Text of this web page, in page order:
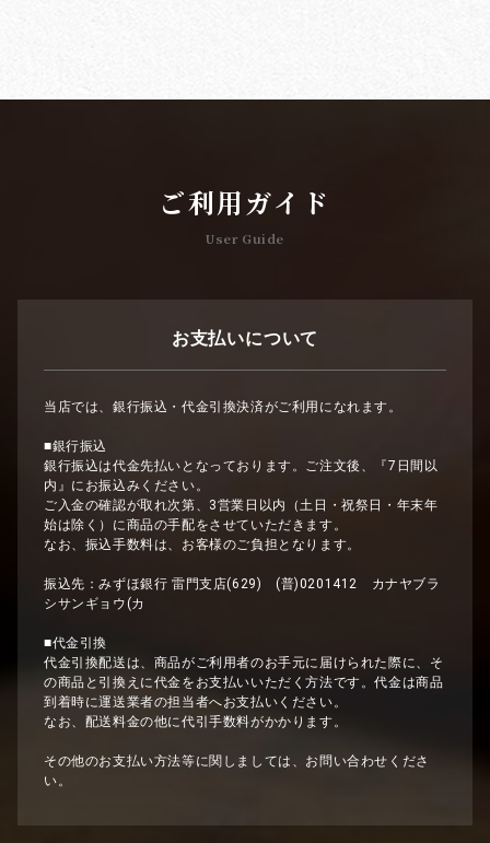
ご利用ガイド
User Guide
お支払いについて
当店では、銀行振込・代金引換決済がご利用になれます。
■銀行振込
銀行振込は代金先払いとなっております。ご注文後、『7日間以
内』にお振込みください。
ご入金の確認が取れ次第、3営業日以内（土日・祝祭日・年末年
始は除く）に商品の手配をさせていただきます。
なお、振込手数料は、お客様のご負担となります。
振込先：みずほ銀行 雷門支店(629) (普)0201412 カナヤブラ
シサンギョウ(カ
■代金引換
代金引換配送は、商品がご利用者のお手元に届けられた際に、そ
の商品と引換えに代金をお支払いいただく方法です。代金は商品
到着時に運送業者の担当者へお支払いください。
なお、配送料金の他に代引手数料がかかります。
その他のお支払い方法等に関しましては、お問い合わせくださ
い。